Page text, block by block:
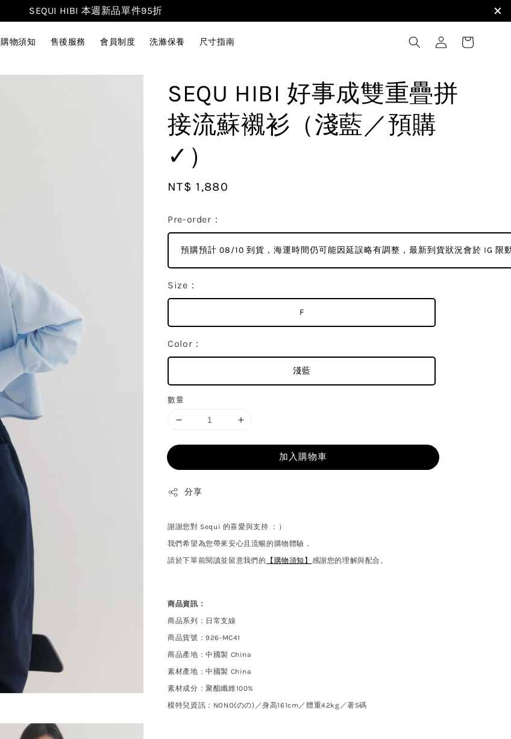
SEQUI HIBI 本週新品單件95折
購物須知 售後服務 會員制度 洗滌保養 尺寸指南
SEQU HIBI 好事成雙重疊拼
接流蘇襯衫（淺藍／預購
✓）
Regular
NT$ 1,880
Pre-order：
預購預計 08/10 到貨，海運時間仍可能因延誤略有調整，最新到貨狀況會於 IG
Size：
F
Color：
淺藍
數量
加入購物車
分享
謝謝您對 Sequi 的喜愛與支持 ：）
我們希望為您帶來安心且流暢的購物體驗，
請於下單前閱讀並留意我們的
【購物須知】 感謝您的理解與配合。
商品資訊：
商品系列：日常支線
商品貨號：926-MC41
商品產地：中國製 China
素材產地：中國製 China
素材成分：聚酯纖維100%
模特兒資訊： NONO(のの)／身高161cm／體重42kg／著S碼